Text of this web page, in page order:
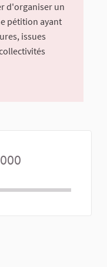
d'organiser un
pétition ayant
issues